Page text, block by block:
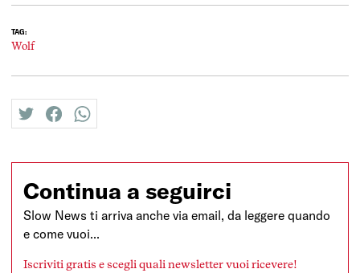
TAG:
Wolf
twitterfacebookwhatsapp
Continua a seguirci
Slow News ti arriva anche via email, da leggere quando
e come vuoi...
Iscriviti gratis e scegli quali newsletter vuoi ricevere!